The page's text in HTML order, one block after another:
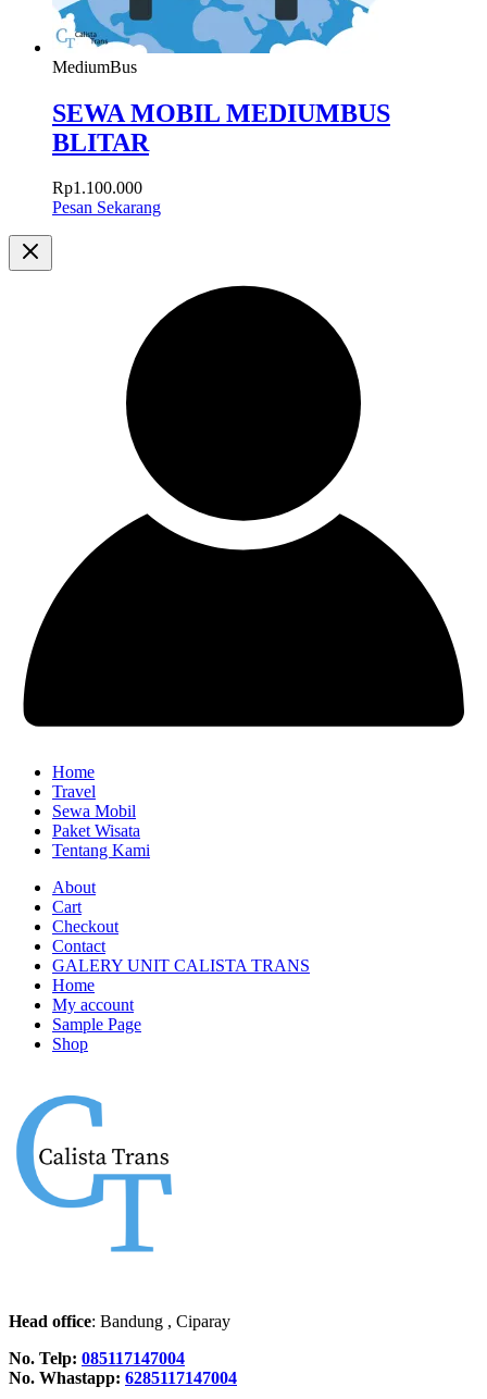
MediumBus
SEWA MOBIL MEDIUMBUS
BLITAR
Rp1.100.000
Pesan Sekarang
Home
Travel
Sewa Mobil
Paket Wisata
Tentang Kami
About
Cart
Checkout
Contact
GALERY UNIT CALISTA TRANS
Home
My account
Sample Page
Shop
Head office: Bandung , Ciparay
No. Telp: 085117147004
No. Whastapp: 6285117147004